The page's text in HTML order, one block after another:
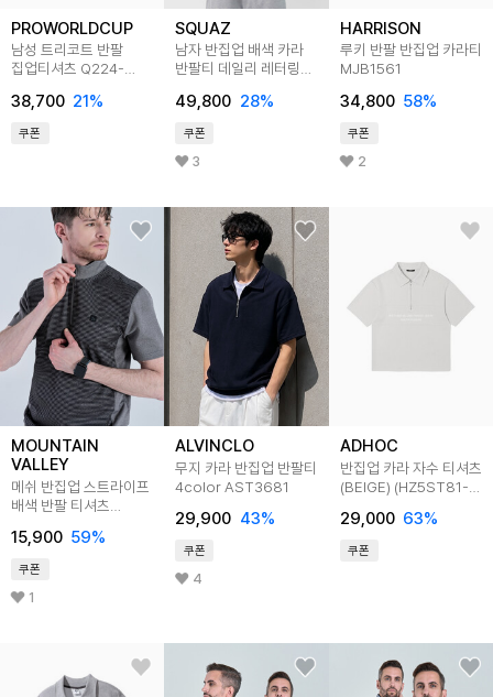
PROWORLDCUP
남성 트리코트 반팔
집업티셔츠 Q224-
38,700 21%
쿠폰
SQUAZ
남자 반집업 배색 카라
반팔티 데일리 레터링
49,800 28%
쿠폰
3
HARRISON
루키 반팔 반집업 카라티
MJB1561
34,800 58%
쿠폰
2
MOUNTAIN
VALLEY
메쉬 반집업 스트라이프
배색 반팔 티셔츠
15,900 59%
쿠폰
1
ALVINCLO
무지 카라 반집업 반팔티
4color AST3681
29,900 43%
쿠폰
4
ADHOC
반집업 카라 자수 티셔츠
(BEIGE) (HZ5ST81-
29,000 63%
쿠폰